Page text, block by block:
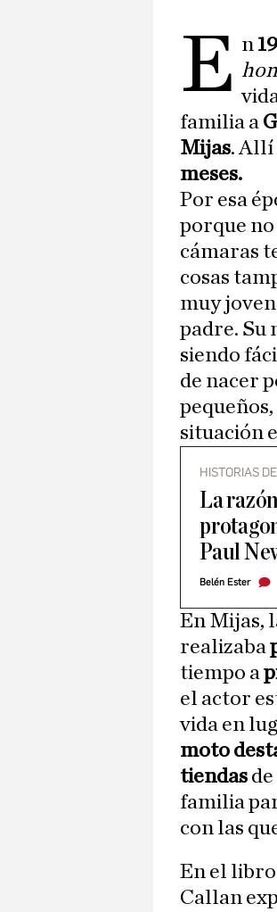
E n
familia a
Mijas. Allí
meses.
Por esa
porque
cámaras
cosas
muy
padre. Su
siendo
de nacer
situación
HISTORIAS
La
Paul
Belén Ester
En Mijas,
realizaba
tiempo a
el actor
vida en
moto
tiendas
familia
con las
En el libro
Callan